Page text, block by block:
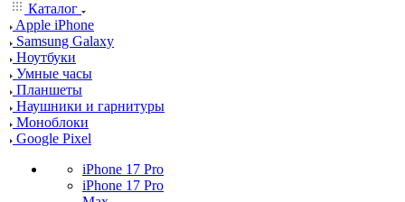
Каталог
Apple iPhone
Samsung Galaxy
Ноутбуки
Умные часы
Планшеты
Наушники и гарнитуры
Моноблоки
Google Pixel
iPhone 17 Pro
iPhone 17 Pro